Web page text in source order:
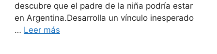
descubre que el padre de la niña podría estar
en Argentina.Desarrolla un vínculo inesperado
… Leer más